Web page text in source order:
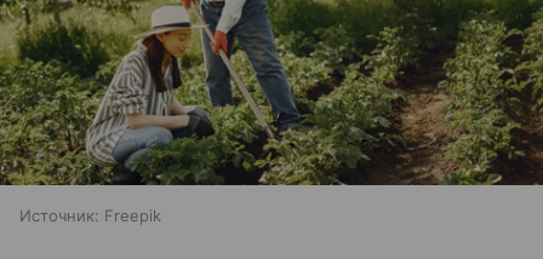
Источник: Freepik